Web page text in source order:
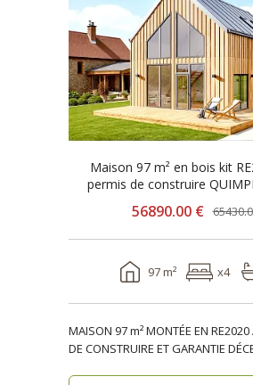
Maison 97 m² en bois kit
permis de construire
56890.00 €
97 m² x4
MAISON 97 m² MONTÉE EN RE2020
DE CONSTRUIRE ET GARANTIE